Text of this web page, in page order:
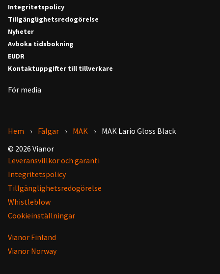
Integritetspolicy
Tillgänglighetsredogörelse
Nyheter
Avboka tidsbokning
EUDR
Kontaktuppgifter till tillverkare
För media
Hem Fälgar MAK
MAK Lario Gloss Black
© 2026 Vianor
Leveransvillkor och garanti
Integritetspolicy
Tillgänglighetsredogörelse
Whistleblow
Cookieinställningar
Vianor Finland
Vianor Norway